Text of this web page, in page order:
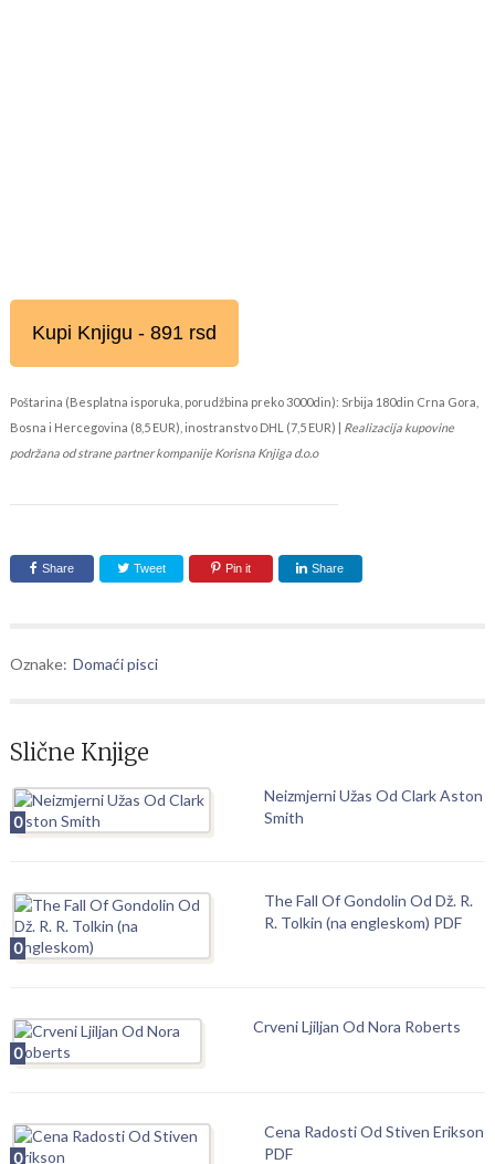
Kupi Knjigu - 891 rsd
Poštarina (Besplatna isporuka, porudžbina preko 3000din): Srbija 180din Crna Gora,
Bosna i Hercegovina (8,5 EUR), inostranstvo DHL (7,5 EUR) | Realizacija kupovine
podržana od strane partner kompanije Korisna Knjiga d.o.o
Share Tweet Pin it Share
Oznake: Domaći pisci
Slične Knjige
0
Neizmjerni Užas Od Clark Aston
Smith
0
The Fall Of Gondolin Od Dž. R.
R. Tolkin (na engleskom) PDF
0
Crveni Ljiljan Od Nora Roberts
0
Cena Radosti Od Stiven Erikson
PDF